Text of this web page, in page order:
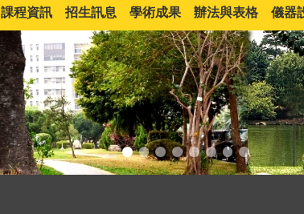
課程資訊 招生訊息 學術成果 辦法與表格 儀器